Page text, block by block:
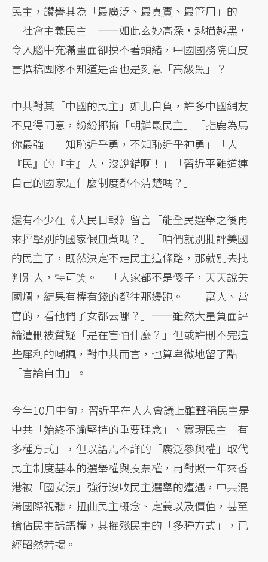
民主，讚譽其為「最廣泛、最真實、最管用」的
「社會主義民主」——如此玄妙高深，越描越黑，
令人腦中充滿畫面卻摸不著頭緒，中國國務院白皮
書撰稿團隊不知道是否也是刻意「高級黑」？
中共對其「中國的民主」如此自負，許多中國網友
不見得同意，紛紛揶揄「朝鮮最民主」「指鹿為馬
你最強」「知恥近乎勇，不知恥近乎神勇」「人
『民』的『主』人，沒說錯啊！」「習近平難道連
自己的國家是什麼制度都不清楚嗎？」
還有不少在《人民日報》留言「能全民選舉之後再
來抨擊別的國家假皿煮嗎？」「咱們就別批評美國
的民主了，既然決定不走民主這條路，那就別去批
判別人，特可笑。」「大家都不是傻子，天天說美
國爛，結果有權有錢的都往那邊跑。」「富人、當
官的，看他們子女都去哪？」——雖然大量負面評
論遭刪被質疑「是在害怕什麼？」但或許刪不完這
些犀利的嘲諷，對中共而言，也算卑微地留了點
「言論自由」。
今年10月中旬，習近平在人大會議上雖聲稱民主是
中共「始終不渝堅持的重要理念」、實現民主「有
多種方式」，但以語焉不詳的「廣泛參與權」取代
民主制度基本的選舉權與投票權，再對照一年來香
港被「國安法」強行沒收民主選舉的遭遇，中共混
淆國際視聽，扭曲民主概念、定義以及價值，甚至
搶佔民主話語權，其摧殘民主的「多種方式」，已
經昭然若揭。